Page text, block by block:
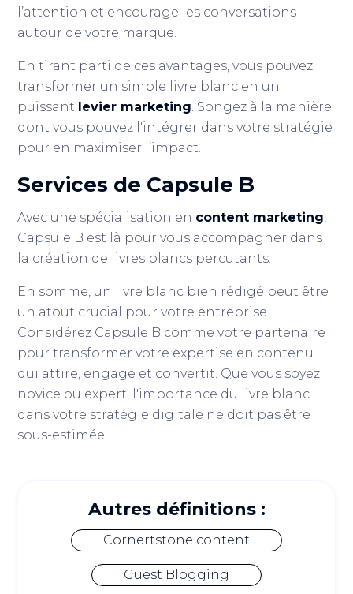
l’attention et encourage les conversations
autour de votre marque.
En tirant parti de ces avantages, vous pouvez
transformer un simple livre blanc en un
puissant levier marketing. Songez à la manière
dont vous pouvez l'intégrer dans votre stratégie
pour en maximiser l’impact.
Services de Capsule B
Avec une spécialisation en content marketing,
Capsule B est là pour vous accompagner dans
la création de livres blancs percutants.
En somme, un livre blanc bien rédigé peut être
un atout crucial pour votre entreprise.
Considérez Capsule B comme votre partenaire
pour transformer votre expertise en contenu
qui attire, engage et convertit. Que vous soyez
novice ou expert, l'importance du livre blanc
dans votre stratégie digitale ne doit pas être
sous-estimée.
Autres définitions :
Cornertstone content
Guest Blogging